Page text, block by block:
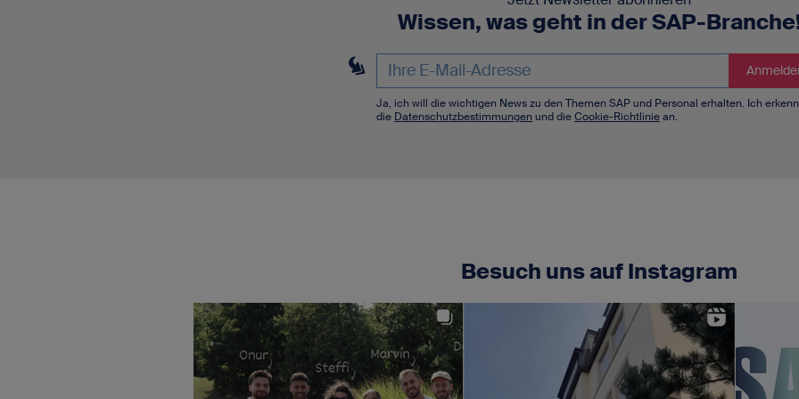
Wissen, was geht in der SAP-
Ja, ich will die wichtigen News zu den Themen SAP und Personal erhalten. Ich
die Datenschutzbestimmungen und dieCookie-Richtliniean.
Besuch uns auf Instagram